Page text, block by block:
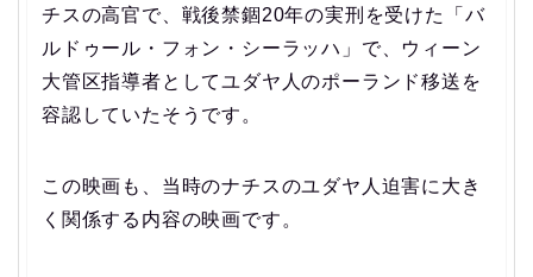
チスの高官で、戦後禁錮20年の実刑を受けた「バ
ルドゥール・フォン・シーラッハ」で、ウィーン
大管区指導者としてユダヤ人のポーランド移送を
容認していたそうです。
この映画も、当時のナチスのユダヤ人迫害に大き
く関係する内容の映画です。